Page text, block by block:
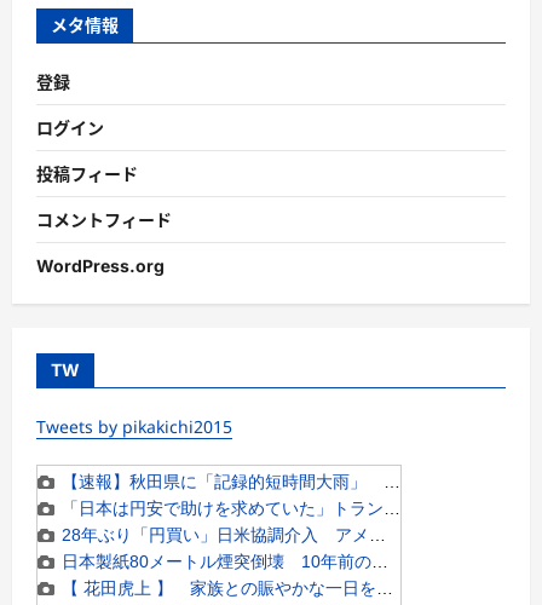
ー
メタ情報
登録
ログイン
投稿フィード
コメントフィード
WordPress.org
TW
Tweets by pikakichi2015